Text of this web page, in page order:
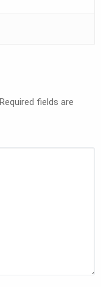
Required fields are